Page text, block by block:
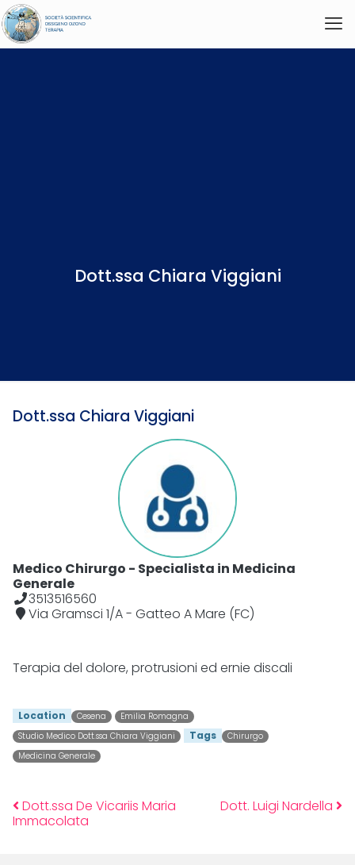
Dott.ssa Chiara Viggiani
Dott.ssa Chiara Viggiani
Medico Chirurgo - Specialista in Medicina
Generale
3513516560
Via Gramsci 1/A - Gatteo A Mare (FC)
Terapia del dolore, protrusioni ed ernie discali
Location Cesena
Emilia Romagna
Studio Medico Dott.ssa Chiara Viggiani
Tags
Chirurgo
Medicina Generale
Post navigation
Dott.ssa De Vicariis Maria
Immacolata
Dott. Luigi Nardella